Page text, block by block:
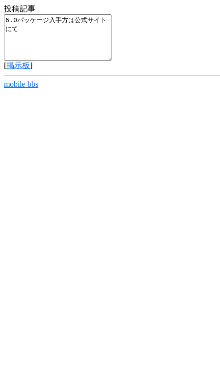
投稿記事
[掲示板]
mobile-bbs